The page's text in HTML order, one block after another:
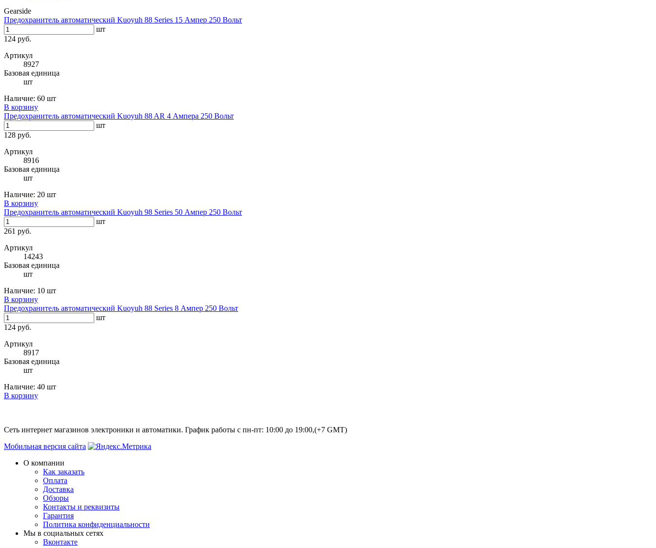
Gearside
Предохранитель автоматический Kuoyuh 88 Series 15 Ампер 250 Вольт
шт
124 руб.
Артикул
8927
Базовая единица
шт
Наличие: 60 шт
В корзину
Предохранитель автоматический Kuoyuh 88 AR 4 Ампера 250 Вольт
шт
128 руб.
Артикул
8916
Базовая единица
шт
Наличие: 20 шт
В корзину
Предохранитель автоматический Kuoyuh 98 Series 50 Ампер 250 Вольт
шт
261 руб.
Артикул
14243
Базовая единица
шт
Наличие: 10 шт
В корзину
Предохранитель автоматический Kuoyuh 88 Series 8 Ампер 250 Вольт
шт
124 руб.
Артикул
8917
Базовая единица
шт
Наличие: 40 шт
В корзину
Сеть интернет магазинов электроники и автоматики. График работы с пн-пт: 10:00 до 19:00,(+7 GMT)
Мобильная версия сайта
О компании
Как заказать
Оплата
Доставка
Обзоры
Контакты и реквизиты
Гарантия
Политика конфиденциальности
Мы в cоциальных сетях
Вконтакте